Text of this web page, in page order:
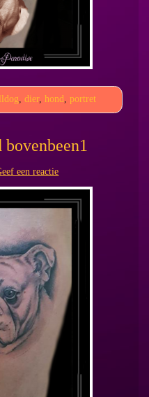
, dier, hond, portret
een reactie